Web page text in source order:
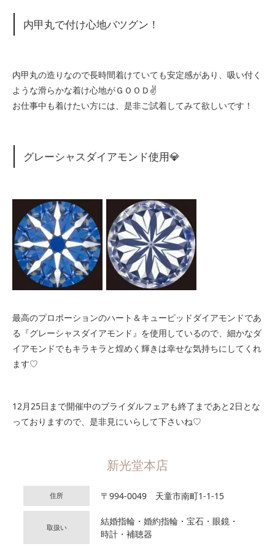
内甲丸で付け心地バツグン！
内甲丸の造りなので長時間着けていても安定感があり、吸い付く
ような滑らかな着け心地がＧＯＯＤ✌
お仕事中も着けたい方には、是非ご試着してみて欲しいです！
グレーシャスダイアモンド使用💎
最高のプロポーションのハート＆キューピッドダイアモンドであ
る『グレーシャスダイアモンド』を使用しているので、細かなダ
イアモンドでもキラキラと煌めく輝きは幸せな気持ちにしてくれ
ます♡
12月25日まで開催中のブライダルフェアも終了まであと2日とな
っておりますので、是非見にいらして下さいね♡
新光堂本店
住所 〒994-0049 天童市南町1-1-15
取扱い
結婚指輪・婚約指輪・宝石・眼鏡・
時計・補聴器